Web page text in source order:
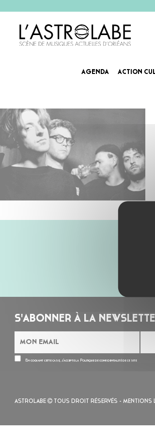
AGENDA ACTION
S'ABONNER À LA
En cochant cette case, j’accepte la Politique de confidentialitéde ce site
ASTROLABE TOUS DROIT RÉSERVÉS - MENTIONS